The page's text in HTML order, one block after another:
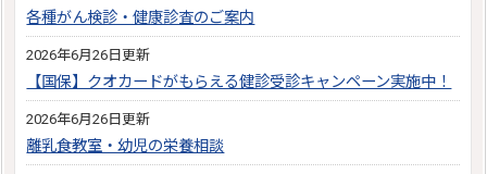
各種がん検診・健康診査のご案内
2026年6月26日更新
【国保】クオカードがもらえる健診受診キャンペーン実施中！
2026年6月26日更新
離乳食教室・幼児の栄養相談